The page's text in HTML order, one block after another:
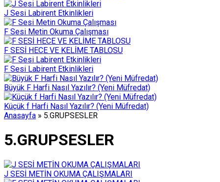
J Sesi Labirent Etkinlikleri
F Sesi Metin Okuma Çalışması
F SESİ HECE VE KELİME TABLOSU
F Sesi Labirent Etkinlikleri
Büyük F Harfi Nasıl Yazılır? (Yeni Müfredat)
Küçük f Harfi Nasıl Yazılır? (Yeni Müfredat)
Anasayfa » 5.GRUPSESLER
5.GRUPSESLER
J SESİ METİN OKUMA ÇALIŞMALARI